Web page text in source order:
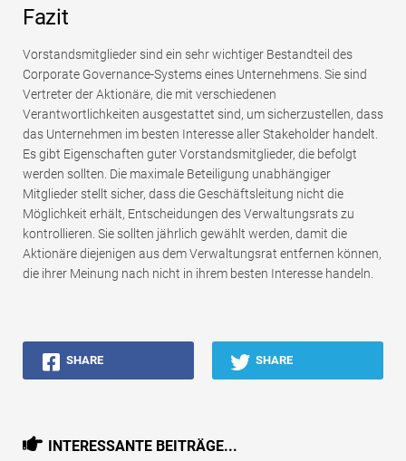
Fazit
Vorstandsmitglieder sind ein sehr wichtiger Bestandteil des
Corporate Governance-Systems eines Unternehmens. Sie sind
Vertreter der Aktionäre, die mit verschiedenen
Verantwortlichkeiten ausgestattet sind, um sicherzustellen, dass
das Unternehmen im besten Interesse aller Stakeholder handelt.
Es gibt Eigenschaften guter Vorstandsmitglieder, die befolgt
werden sollten. Die maximale Beteiligung unabhängiger
Mitglieder stellt sicher, dass die Geschäftsleitung nicht die
Möglichkeit erhält, Entscheidungen des Verwaltungsrats zu
kontrollieren. Sie sollten jährlich gewählt werden, damit die
Aktionäre diejenigen aus dem Verwaltungsrat entfernen können,
die ihrer Meinung nach nicht in ihrem besten Interesse handeln.
SHARE SHARE
INTERESSANTE BEITRÄGE...